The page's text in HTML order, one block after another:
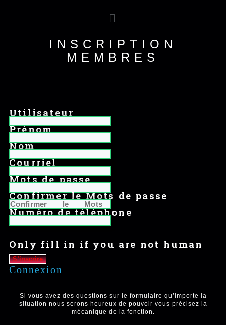
INSCRIPTION
MEMBRES
Utilisateur
Prénom
Nom
Courriel
Mots de passe
Confirmer le Mots de passe
Numéro de téléphone
Only fill in if you are not human
Connexion
Si vous avez des questions sur le formulaire qu’importe la
situation nous serons heureux de pouvoir vous précisez la
mécanique de la fonction.